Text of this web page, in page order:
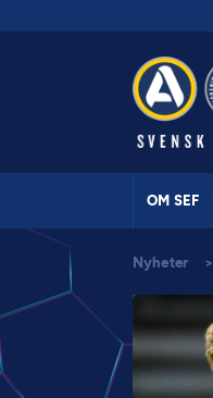
OM SEF
Nyheter >